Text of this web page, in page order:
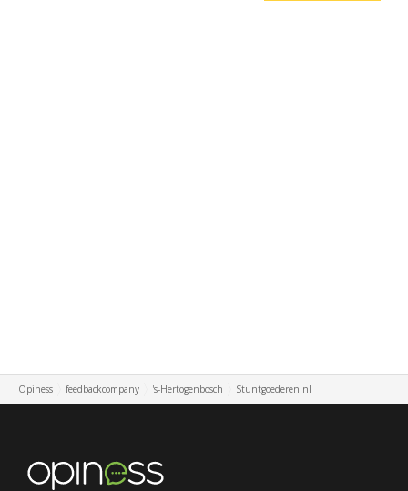
Opiness feedbackcompany 's-Hertogenbosch Stuntgoederen.nl